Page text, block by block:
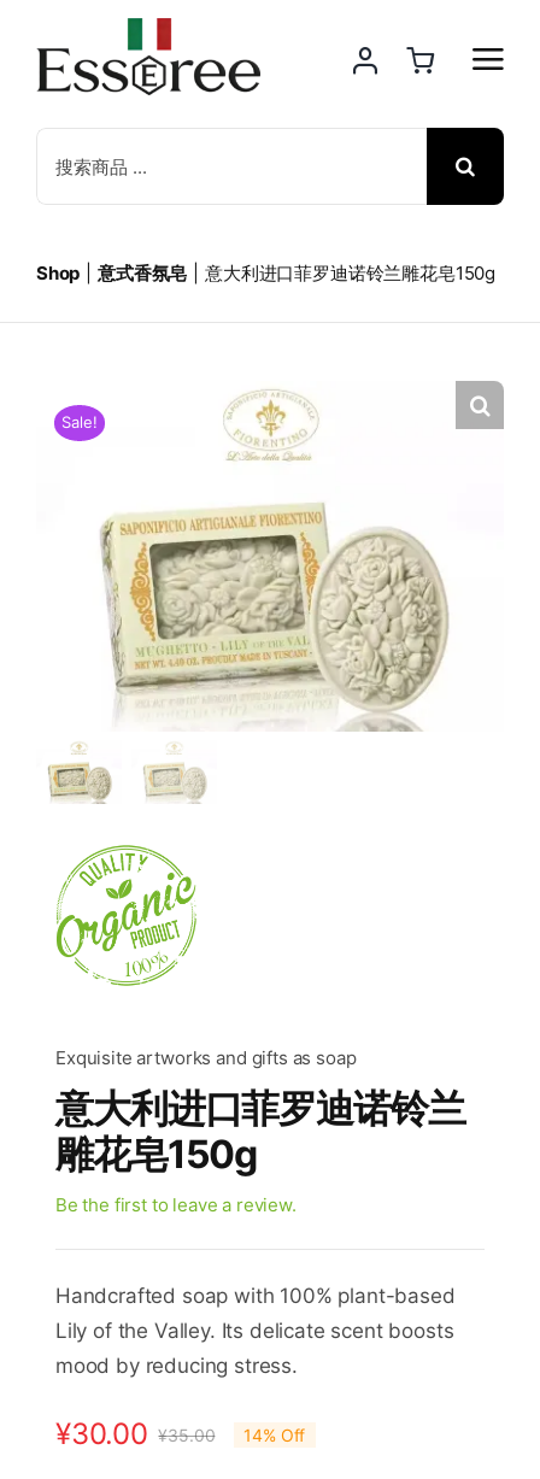
content
for:
Shop 意式香氛皂 意大利进口菲罗迪诺铃兰雕花皂150g
Sale!
Exquisite artworks and gifts as soap
意大利进口菲罗迪诺铃兰
雕花皂150g
Be the first to leave a review.
Handcrafted soap with 100% plant-based
Lily of the Valley. Its delicate scent boosts
mood by reducing stress.
¥35.00原
¥30.00
当
14% Off